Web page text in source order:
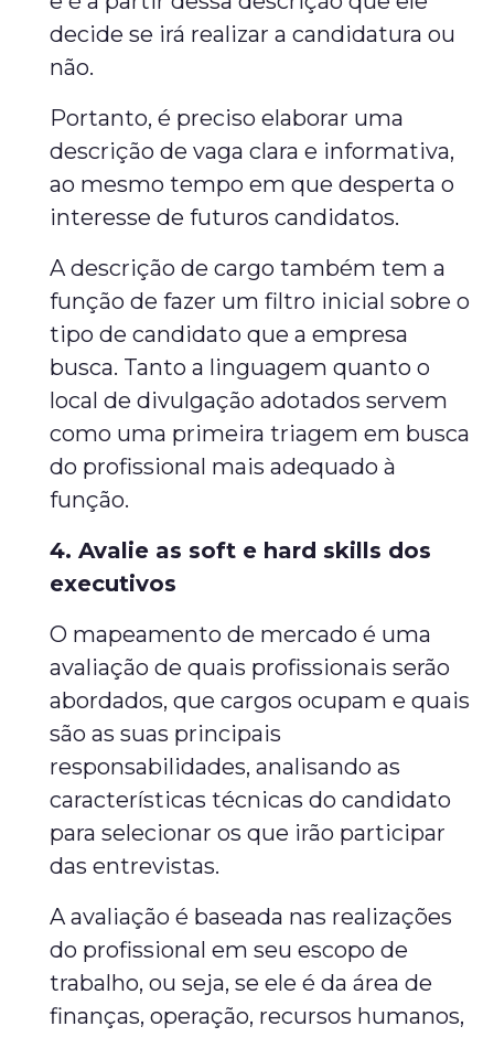
decide se irá realizar a candidatura ou
não.
Portanto, é preciso elaborar uma
descrição de vaga clara e informativa,
ao mesmo tempo em que desperta o
interesse de futuros candidatos.
A descrição de cargo também tem a
função de fazer um filtro inicial sobre o
tipo de candidato que a empresa
busca. Tanto a linguagem quanto o
local de divulgação adotados servem
como uma primeira triagem em busca
do profissional mais adequado à
função.
4. Avalie as soft e hard skills dos
executivos
O mapeamento de mercado é uma
avaliação de quais profissionais serão
abordados, que cargos ocupam e quais
são as suas principais
responsabilidades, analisando as
características técnicas do candidato
para selecionar os que irão participar
das entrevistas.
A avaliação é baseada nas realizações
do profissional em seu escopo de
trabalho, ou seja, se ele é da área de
finanças, operação, recursos humanos,